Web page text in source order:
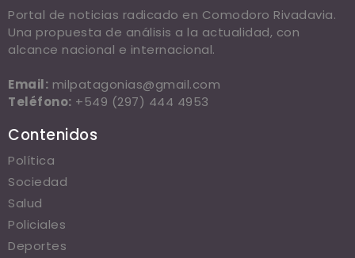
Portal de noticias radicado en Comodoro Rivadavia.
Una propuesta de análisis a la actualidad, con
alcance nacional e internacional.
Email: milpatagonias@gmail.com
Teléfono: +549 (297) 444 4953
Contenidos
Política
Sociedad
Salud
Policiales
Deportes